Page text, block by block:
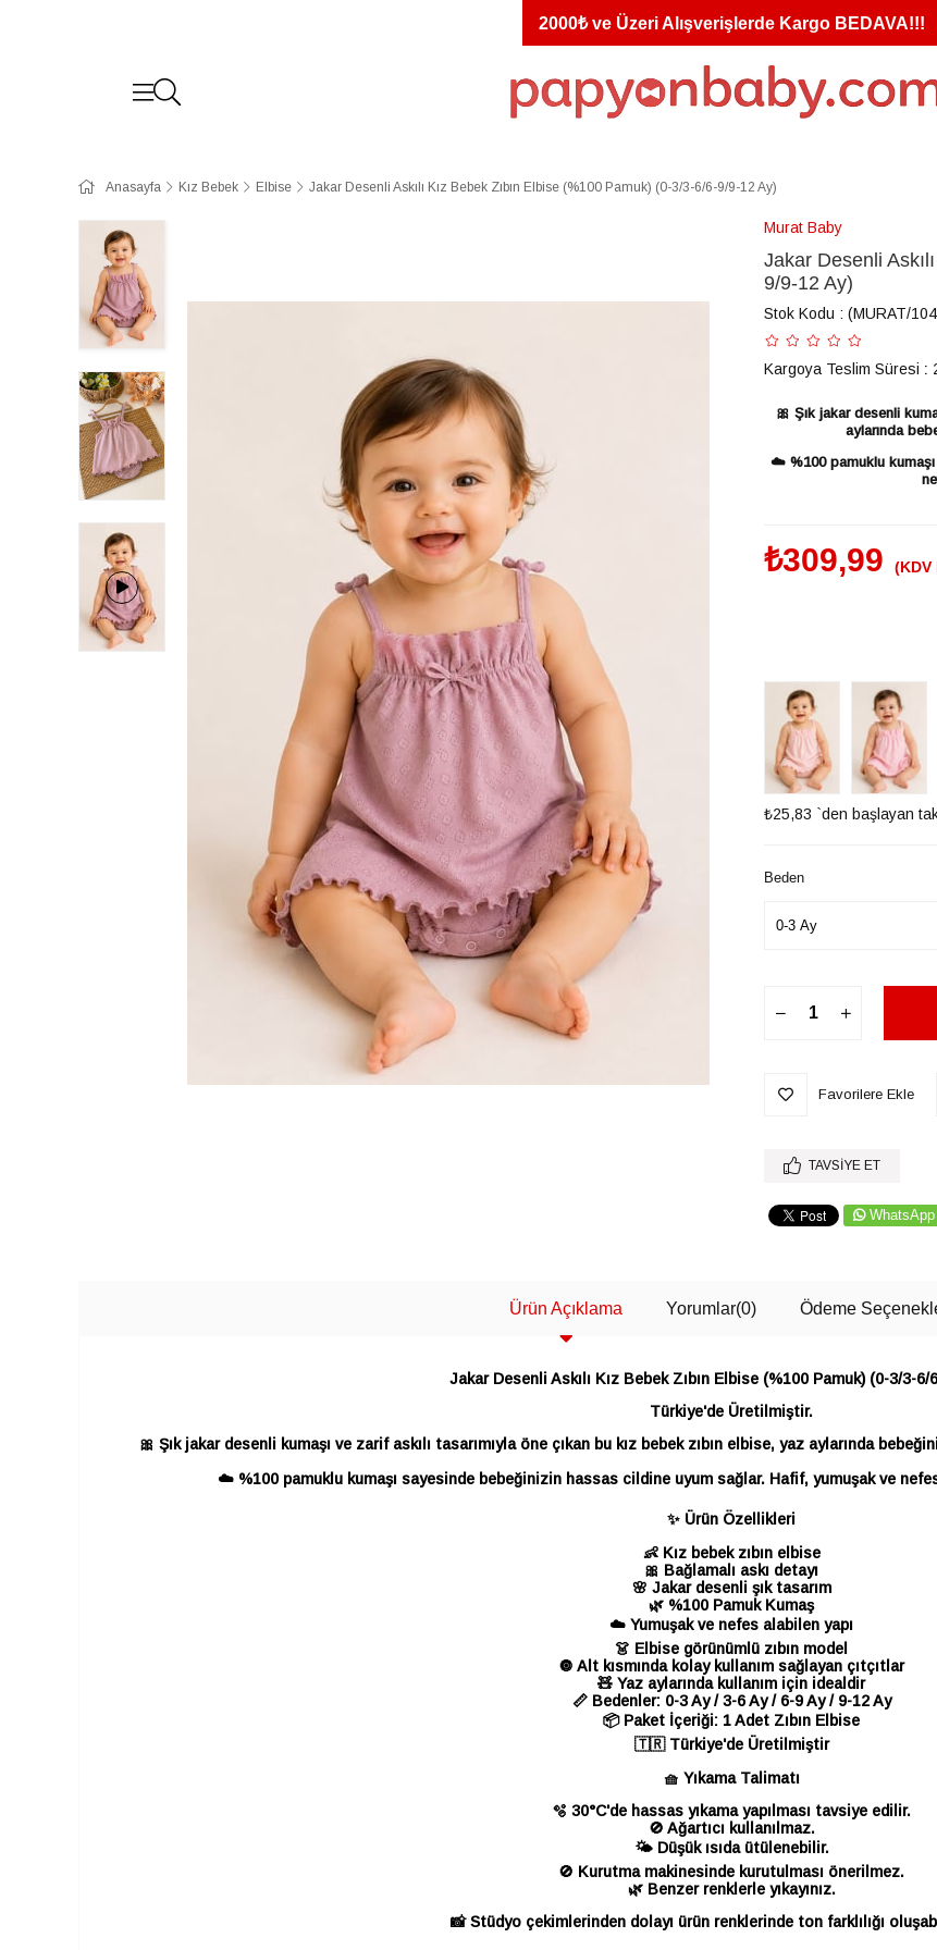
2000₺ ve Üzeri Alışverişlerde Kargo BEDAVA!!!
Anasayfa Kız Bebek Elbise Jakar Desenli Askılı Kız Bebek Zıbın Elbise (%100 Pamuk) (0-3/3-6/6-9/9-12 Ay)
Murat Baby
Jakar Desenli
9/9-12 Ay)
Stok Kodu (MURAT/
Kargoya Teslim Süresi :
🎀 Şık jakar desenli
aylarında
☁️ %100 pamuklu
₺309,99 (KDV
₺25,83 `den başlayan
Beden
Favorilere Ekle
TAVSIYE ET
WhatsApp
Ürün Açıklama Yorumlar(0) Ödeme
Jakar Desenli Askılı Kız Bebek Zıbın Elbise (%100 Pamuk) (0-3/3-6/
Türkiye'de Üretilmiştir.
🎀 Şık jakar desenli kumaşı ve zarif askılı tasarımıyla öne çıkan bu kız bebek zıbın elbise, yaz aylarında
☁️ %100 pamuklu kumaşı sayesinde bebeğinizin hassas cildine uyum sağlar. Hafif, yumuşak ve
✨ Ürün Özellikleri
👶 Kız bebek zıbın elbise
🎀 Bağlamalı askı detayı
🌸 Jakar desenli şık tasarım
🌿 %100 Pamuk Kumaş
☁️ Yumuşak ve nefes alabilen yapı
👗 Elbise görünümlü zıbın model
🔘 Alt kısmında kolay kullanım sağlayan çıtçıtlar
🧸 Yaz aylarında kullanım için idealdir
📏 Bedenler: 0-3 Ay / 3-6 Ay / 6-9 Ay / 9-12 Ay
📦 Paket İçeriği: 1 Adet Zıbın Elbise
🇹🇷 Türkiye'de Üretilmiştir
🧺 Yıkama Talimatı
🫧 30°C'de hassas yıkama yapılması tavsiye edilir.
🚫 Ağartıcı kullanılmaz.
🌤️ Düşük ısıda ütülenebilir.
🚫 Kurutma makinesinde kurutulması önerilmez.
🌿 Benzer renklerle yıkayınız.
📸 Stüdyo çekimlerinden dolayı ürün renklerinde ton farklılığı